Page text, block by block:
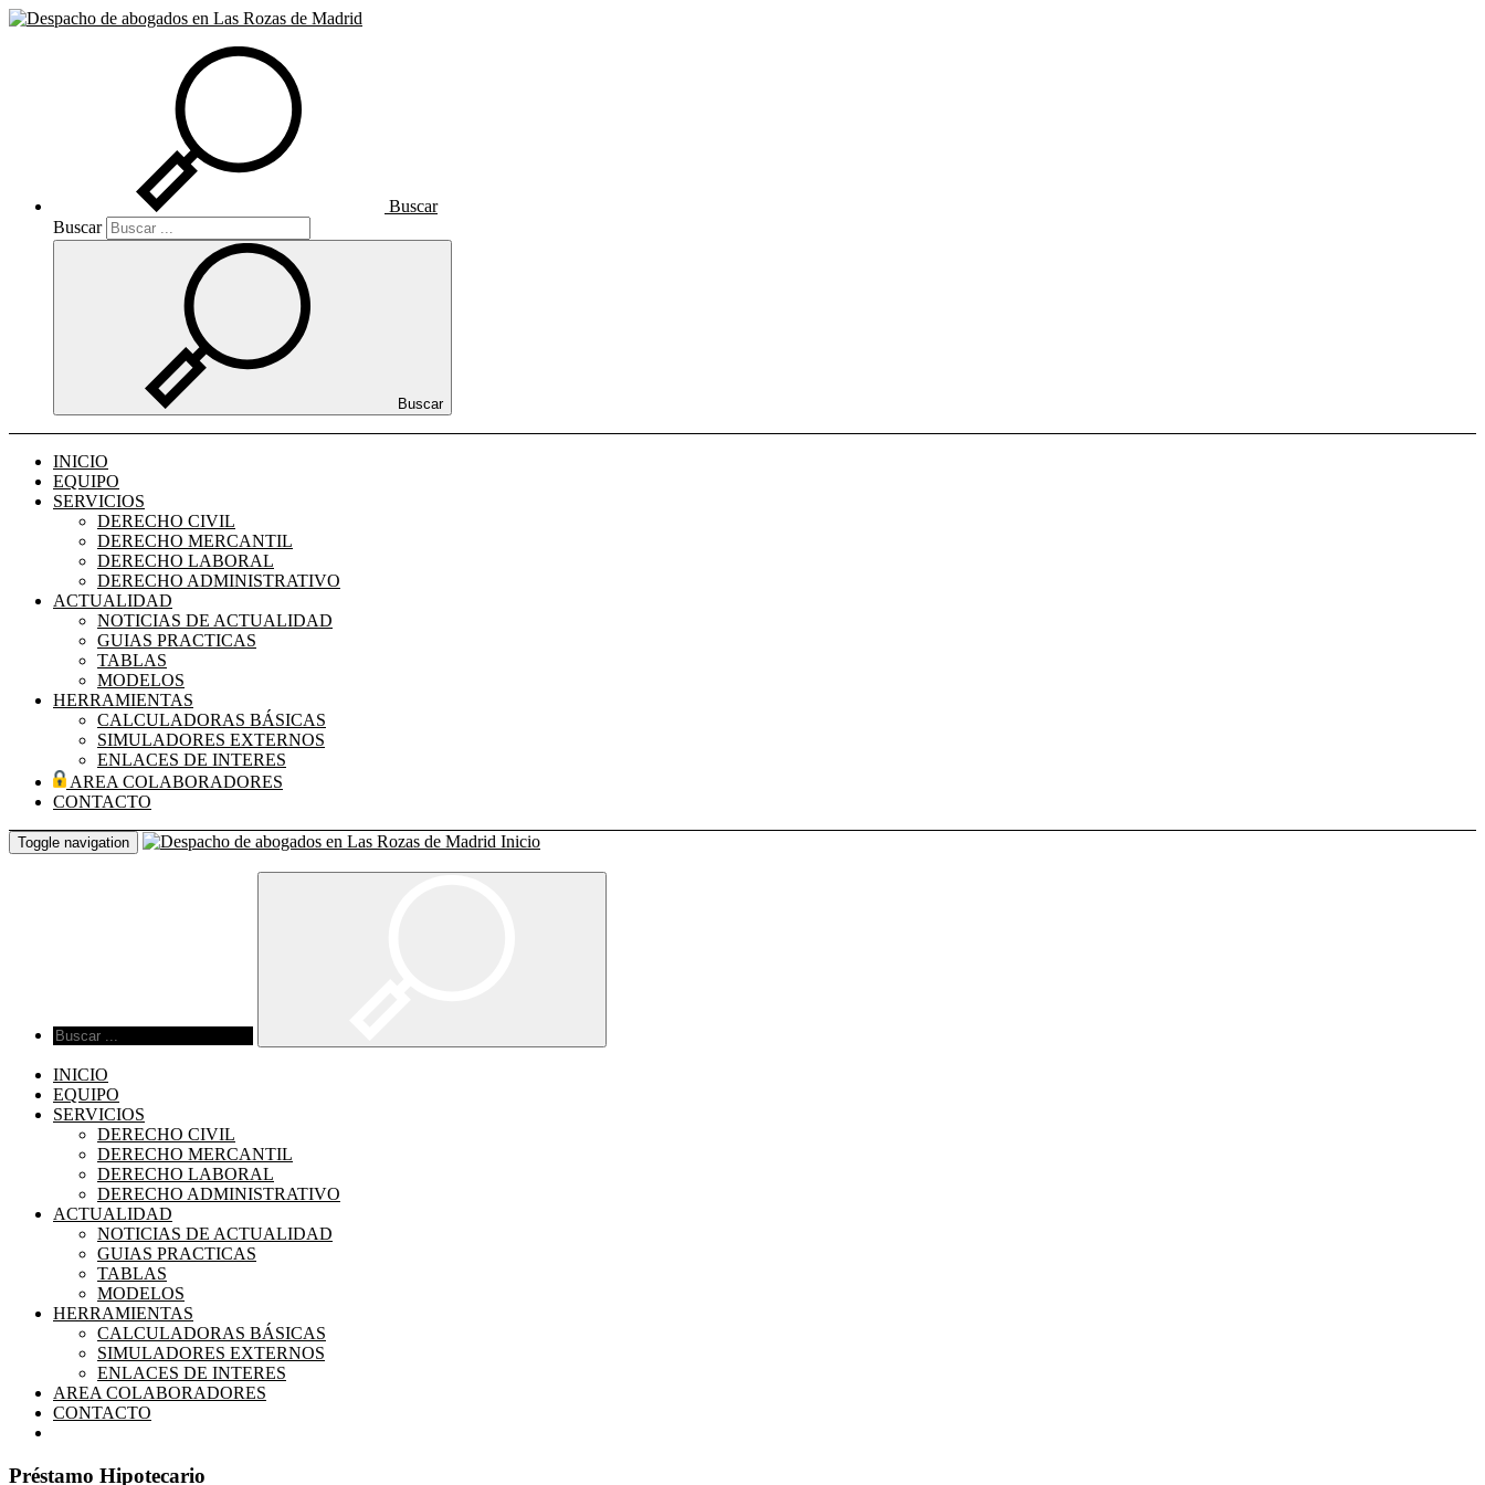
Buscar
Buscar
Buscar
INICIO
EQUIPO
SERVICIOS
DERECHO CIVIL
DERECHO MERCANTIL
DERECHO LABORAL
DERECHO ADMINISTRATIVO
ACTUALIDAD
NOTICIAS DE ACTUALIDAD
GUIAS PRACTICAS
TABLAS
MODELOS
HERRAMIENTAS
CALCULADORAS BÁSICAS
SIMULADORES EXTERNOS
ENLACES DE INTERES
AREA COLABORADORES
CONTACTO
Toggle navigation Inicio
INICIO
EQUIPO
SERVICIOS
DERECHO CIVIL
DERECHO MERCANTIL
DERECHO LABORAL
DERECHO ADMINISTRATIVO
ACTUALIDAD
NOTICIAS DE ACTUALIDAD
GUIAS PRACTICAS
TABLAS
MODELOS
HERRAMIENTAS
CALCULADORAS BÁSICAS
SIMULADORES EXTERNOS
ENLACES DE INTERES
AREA COLABORADORES
CONTACTO
Préstamo Hipotecario